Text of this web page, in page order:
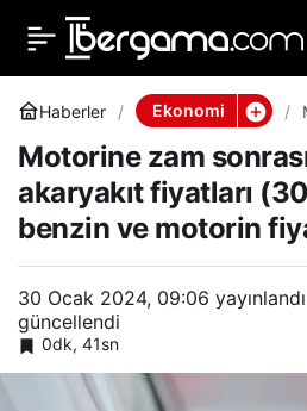
Haberler Ekonomi
Motorine zam
akaryakıt fiyatları
benzin ve motorin
30 Ocak 2024, 09:06 yayınlandı
güncellendi
0dk, 41sn
Motorine zam sonrası
güncel akaryakıt fiyatları
(30 Ocak 2024 benzin ve
motorin fiyatları)